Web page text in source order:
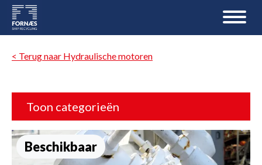
< Terug naar Hydraulische motoren
Toon categorieën
Beschikbaar